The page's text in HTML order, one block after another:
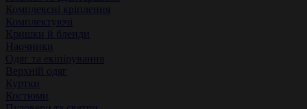
Комплексні кріплення
Комплектуючі
Кришки й бленди
Наочники
Одяг та екіпірування
Верхній одяг
Куртки
Костюми